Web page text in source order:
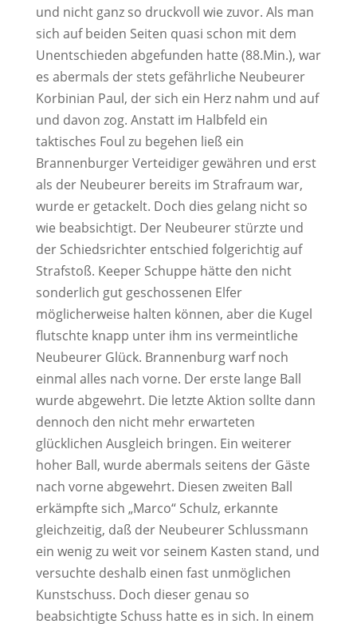
und nicht ganz so druckvoll wie zuvor. Als man
sich auf beiden Seiten quasi schon mit dem
Unentschieden abgefunden hatte (88.Min.), war
es abermals der stets gefährliche Neubeurer
Korbinian Paul, der sich ein Herz nahm und auf
und davon zog. Anstatt im Halbfeld ein
taktisches Foul zu begehen ließ ein
Brannenburger Verteidiger gewähren und erst
als der Neubeurer bereits im Strafraum war,
wurde er getackelt. Doch dies gelang nicht so
wie beabsichtigt. Der Neubeurer stürzte und
der Schiedsrichter entschied folgerichtig auf
Strafstoß. Keeper Schuppe hätte den nicht
sonderlich gut geschossenen Elfer
möglicherweise halten können, aber die Kugel
flutschte knapp unter ihm ins vermeintliche
Neubeurer Glück. Brannenburg warf noch
einmal alles nach vorne. Der erste lange Ball
wurde abgewehrt. Die letzte Aktion sollte dann
dennoch den nicht mehr erwarteten
glücklichen Ausgleich bringen. Ein weiterer
hoher Ball, wurde abermals seitens der Gäste
nach vorne abgewehrt. Diesen zweiten Ball
erkämpfte sich „Marco“ Schulz, erkannte
gleichzeitig, daß der Neubeurer Schlussmann
ein wenig zu weit vor seinem Kasten stand, und
versuchte deshalb einen fast unmöglichen
Kunstschuss. Doch dieser genau so
beabsichtigte Schuss hatte es in sich. In einem